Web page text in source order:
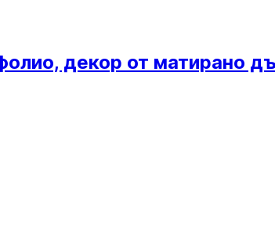
декор от матирано